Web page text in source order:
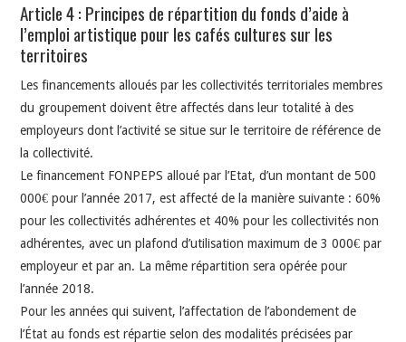
Article 4 : Principes de répartition du fonds d’aide à
l’emploi artistique pour les cafés cultures sur les
territoires
Les financements alloués par les collectivités territoriales membres
du groupement doivent être affectés dans leur totalité à des
employeurs dont l’activité se situe sur le territoire de référence de
la collectivité.
Le financement FONPEPS alloué par l’Etat, d’un montant de 500
000€ pour l’année 2017, est affecté de la manière suivante : 60%
pour les collectivités adhérentes et 40% pour les collectivités non
adhérentes, avec un plafond d’utilisation maximum de 3 000€ par
employeur et par an. La même répartition sera opérée pour
l’année 2018.
Pour les années qui suivent, l’affectation de l’abondement de
l’État au fonds est répartie selon des modalités précisées par